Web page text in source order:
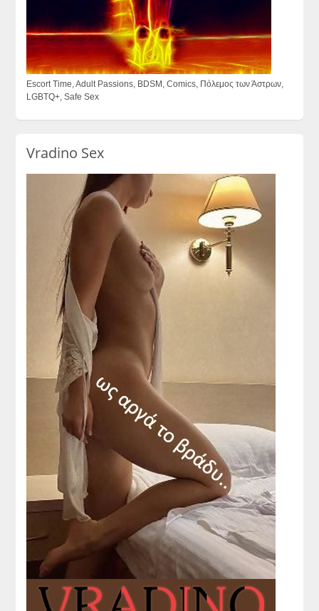
Escort Time, Adult Passions, BDSM, Comics, Πόλεμος των Άστρων,
LGBTQ+, Safe Sex
Vradino Sex